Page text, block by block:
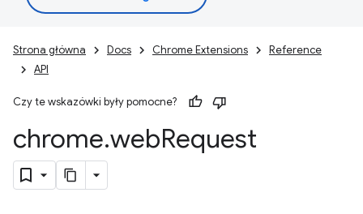
Strona główna Docs Chrome Extensions
Reference
API
Czy te wskazówki były pomocne?
chrome.webRequest